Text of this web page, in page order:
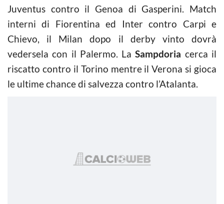
Juventus contro il Genoa di Gasperini. Match
interni di Fiorentina ed Inter contro Carpi e
Chievo, il Milan dopo il derby vinto dovrà
vedersela con il Palermo. LaSampdoria cerca il
riscatto contro il Torino mentre il Verona si gioca
le ultime chance di salvezza contro l’Atalanta.